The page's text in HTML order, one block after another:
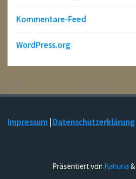
Kommentare-Feed
WordPress.org
Impressum Datenschutzerklärung
Präsentiert von Kahuna &